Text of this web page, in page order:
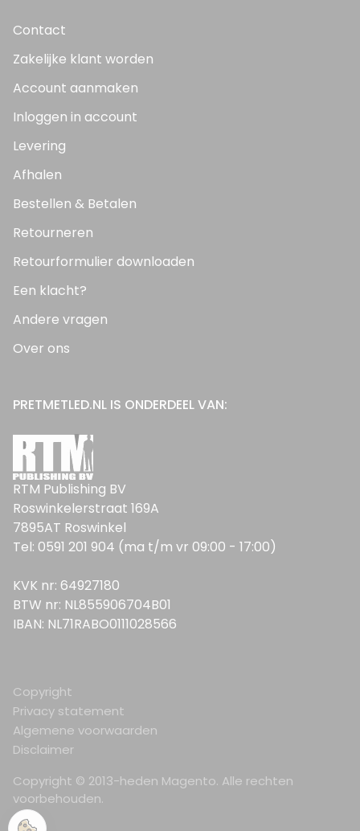
Contact
Zakelijke klant worden
Account aanmaken
Inloggen in account
Levering
Afhalen
Bestellen & Betalen
Retourneren
Retourformulier downloaden
Een klacht?
Andere vragen
Over ons
PRETMETLED.NL IS ONDERDEEL VAN:
RTM Publishing BV
Roswinkelerstraat 169A
7895AT Roswinkel
Tel: 0591 201 904 (ma t/m vr 09:00 - 17:00)
KVK nr: 64927180
BTW nr: NL855906704B01
IBAN: NL71RABO0111028566
Copyright © 2013-heden Magento. Alle rechten
voorbehouden.
Copyright
Privacy statement
Algemene voorwaarden
Disclaimer